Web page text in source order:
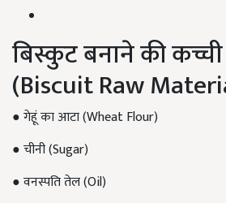
बिस्कुट बनाने की कच्ची
(Biscuit Raw
● गेहूं का आटा (Wheat Flour)
● चीनी (Sugar)
● वनस्पति तेल (Oil)